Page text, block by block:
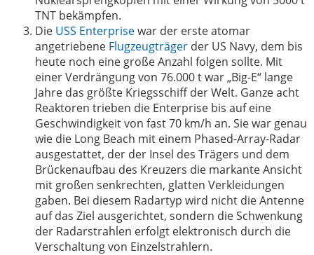
TNT bekämpfen.
Die USS Enterprisewar der erste atomar
angetriebene Flugzeugträger der US Navy, dem bis
heute noch eine große Anzahl folgen sollte. Mit
einer Verdrängung von 76.000 t war „Big-E“ lange
Jahre das größte Kriegsschiff der Welt. Ganze acht
Reaktoren trieben die Enterprise bis auf eine
Geschwindigkeit von fast 70 km/h an. Sie war genau
wie die Long Beach mit einem Phased-Array-Radar
ausgestattet, der der Insel des Trägers und dem
Brückenaufbau des Kreuzers die markante Ansicht
mit großen senkrechten, glatten Verkleidungen
gaben. Bei diesem Radartyp wird nicht die Antenne
auf das Ziel ausgerichtet, sondern die Schwenkung
der Radarstrahlen erfolgt elektronisch durch die
Verschaltung von Einzelstrahlern.